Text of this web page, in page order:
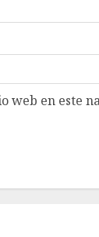
web en este